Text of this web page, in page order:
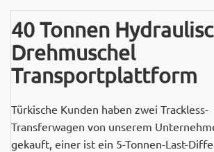
40 Tonnen
Drehmuschel
Transportplattform
Türkische Kunden haben zwei Trackless-
Transferwagen von unserem
gekauft, einer ist ein 5-Tonnen-Last-